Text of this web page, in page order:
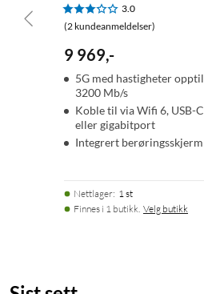
3.0
(2 kundeanmeldelser)
9 969,-
5G med hastigheter opptil
3200 Mb/s
Koble til via Wifi 6, USB-C
eller gigabitport
Integrert berøringsskjerm
Nettlager: 1 st
Finnes i 1 butikk. Velg butikk